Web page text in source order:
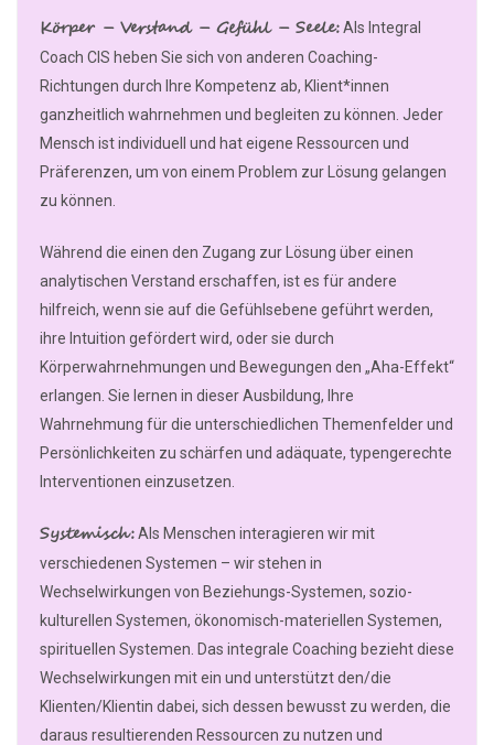
Körper – Verstand – Gefühl – Seele:Als Integral
Coach CIS heben Sie sich von anderen Coaching-
Richtungen durch Ihre Kompetenz ab, Klient*innen
ganzheitlich wahrnehmen und begleiten zu können. Jeder
Mensch ist individuell und hat eigene Ressourcen und
Präferenzen, um von einem Problem zur Lösung gelangen
zu können.
Während die einen den Zugang zur Lösung über einen
analytischen Verstand erschaffen, ist es für andere
hilfreich, wenn sie auf die Gefühlsebene geführt werden,
ihre Intuition gefördert wird, oder sie durch
Körperwahrnehmungen und Bewegungen den „Aha-Effekt“
erlangen. Sie lernen in dieser Ausbildung, Ihre
Wahrnehmung für die unterschiedlichen Themenfelder und
Persönlichkeiten zu schärfen und adäquate, typengerechte
Interventionen einzusetzen.
Systemisch:Als Menschen interagieren wir mit
verschiedenen Systemen – wir stehen in
Wechselwirkungen von Beziehungs-Systemen, sozio-
kulturellen Systemen, ökonomisch-materiellen Systemen,
spirituellen Systemen. Das integrale Coaching bezieht diese
Wechselwirkungen mit ein und unterstützt den/die
Klienten/Klientin dabei, sich dessen bewusst zu werden, die
daraus resultierenden Ressourcen zu nutzen und